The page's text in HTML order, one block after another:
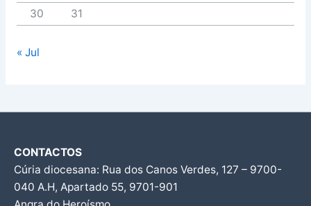
30
31
« Jul
CONTACTOS
Cúria diocesana: Rua dos Canos Verdes, 127 – 9700-
040 A.H, Apartado 55, 9701-901